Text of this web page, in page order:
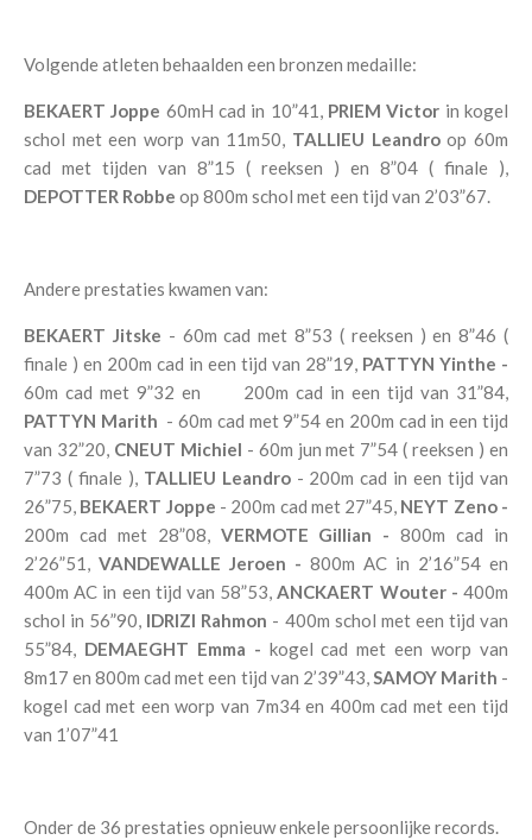
Volgende atleten behaalden een bronzen medaille:
BEKAERT Joppe 60mH cad in 10”41, PRIEM Victor in kogel
schol met een worp van 11m50, TALLIEU Leandroop 60m
cad met tijden van 8”15 ( reeksen ) en 8”04 ( finale ),
DEPOTTER Robbe op 800m schol met een tijd van 2’03”67.
Andere prestaties kwamen van:
BEKAERT Jitske - 60m cad met 8”53 ( reeksen ) en 8”46 (
finale ) en 200m cad in een tijd van 28”19, PATTYN Yinthe -
60m cad met 9”32 en 200m cad in een tijd van 31”84,
PATTYN Marith - 60m cad met 9”54 en 200m cad in een tijd
van 32”20, CNEUT Michiel - 60m jun met 7”54 ( reeksen ) en
7”73 ( finale ), TALLIEU Leandro- 200m cad in een tijd van
26”75, BEKAERT Joppe - 200m cad met 27”45, NEYT Zeno -
200m cad met 28”08, VERMOTE Gillian -800m cad in
2’26”51, VANDEWALLE Jeroen - 800m AC in 2’16”54 en
400m AC in een tijd van 58”53,ANCKAERT Wouter -400m
schol in 56”90, IDRIZI Rahmon - 400m schol met een tijd van
55”84, DEMAEGHT Emma - kogel cad met een worp van
8m17 en 800m cad met een tijd van 2’39”43,SAMOY Marith -
kogel cad met een worp van 7m34 en 400m cad met een tijd
van 1’07”41
Onder de 36 prestaties opnieuw enkele persoonlijke records.